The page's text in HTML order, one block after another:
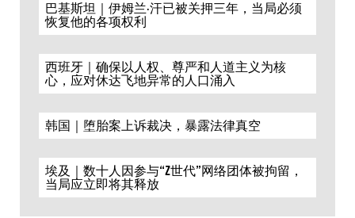
巴基斯坦｜伊姆兰·汗已被关押三年，当局必须
恢复他的各项权利
西班牙｜确保以人权、尊严和人道主义为核
心，应对休达飞地异常的人口涌入
韩国｜堕胎案上诉裁决，暴露法律真空
埃及｜数十人因参与“Z世代”网络团体被拘留，
当局应立即将其释放